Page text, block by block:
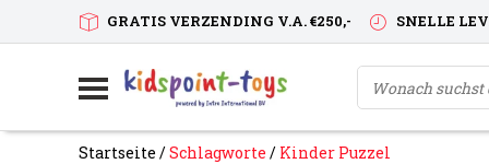
GRATIS VERZENDING V.A. €250,- SNELLE
Startseite /Schlagworte / Kinder Puzzel